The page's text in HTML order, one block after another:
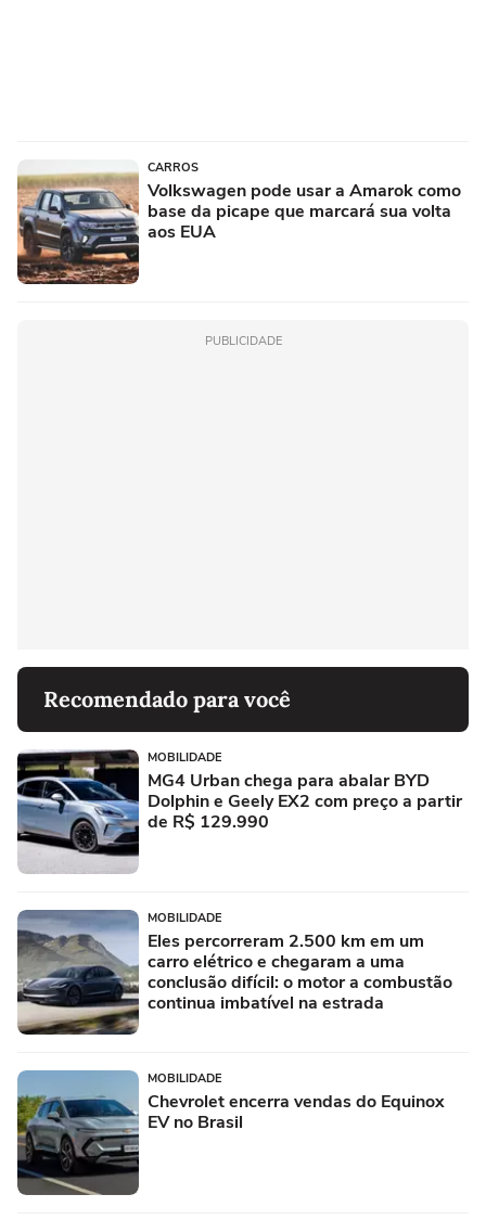
CARROS
Volkswagen pode usar a Amarok como
base da picape que marcará sua volta
aos EUA
PUBLICIDADE
Recomendado para você
MOBILIDADE
MG4 Urban chega para abalar BYD
Dolphin e Geely EX2 com preço a partir
de R$ 129.990
MOBILIDADE
Eles percorreram 2.500 km em um
carro elétrico e chegaram a uma
conclusão difícil: o motor a combustão
continua imbatível na estrada
MOBILIDADE
Chevrolet encerra vendas do Equinox
EV no Brasil